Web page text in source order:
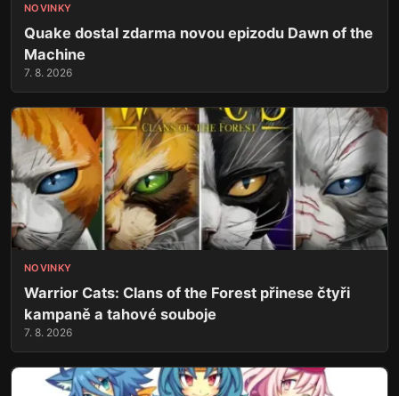
NOVINKY
Quake dostal zdarma novou epizodu Dawn of the
Machine
7. 8. 2026
NOVINKY
Warrior Cats: Clans of the Forest přinese čtyři
kampaně a tahové souboje
7. 8. 2026